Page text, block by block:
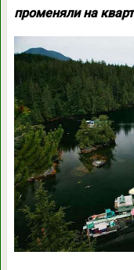
променяли на